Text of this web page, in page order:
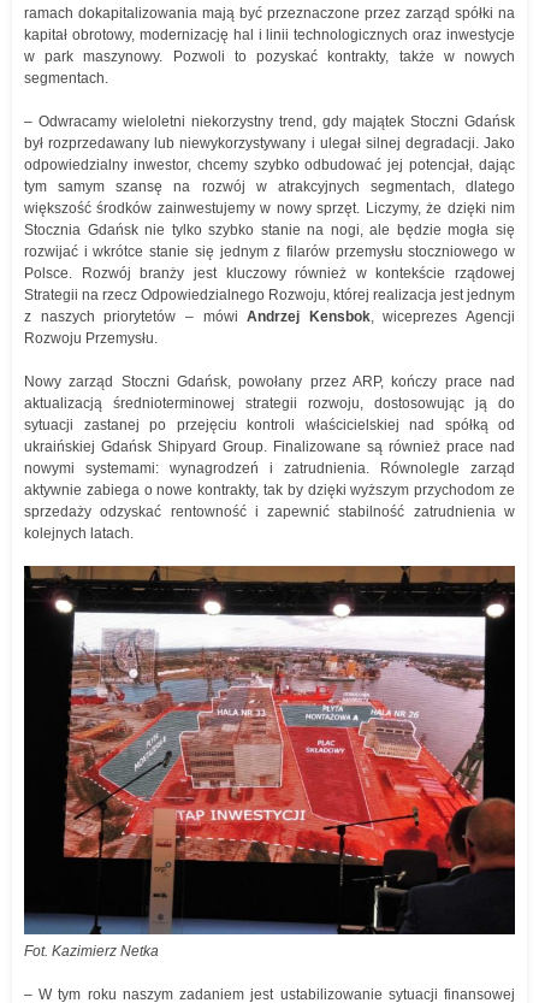
ramach dokapitalizowania mają być przeznaczone przez zarząd spółki na
kapitał obrotowy, modernizację hal i linii technologicznych oraz inwestycje
w park maszynowy. Pozwoli to pozyskać kontrakty, także w nowych
segmentach.
– Odwracamy wieloletni niekorzystny trend, gdy majątek Stoczni Gdańsk
był rozprzedawany lub niewykorzystywany i ulegał silnej degradacji. Jako
odpowiedzialny inwestor, chcemy szybko odbudować jej potencjał, dając
tym samym szansę na rozwój w atrakcyjnych segmentach, dlatego
większość środków zainwestujemy w nowy sprzęt. Liczymy, że dzięki nim
Stocznia Gdańsk nie tylko szybko stanie na nogi, ale będzie mogła się
rozwijać i wkrótce stanie się jednym z filarów przemysłu stoczniowego w
Polsce. Rozwój branży jest kluczowy również w kontekście rządowej
Strategii na rzecz Odpowiedzialnego Rozwoju, której realizacja jest jednym
z naszych priorytetów – mówiAndrzej Kensbok, wiceprezes Agencji
Rozwoju Przemysłu.
Nowy zarząd Stoczni Gdańsk, powołany przez ARP, kończy prace nad
aktualizacją średnioterminowej strategii rozwoju, dostosowując ją do
sytuacji zastanej po przejęciu kontroli właścicielskiej nad spółką od
ukraińskiej Gdańsk Shipyard Group. Finalizowane są również prace nad
nowymi systemami: wynagrodzeń i zatrudnienia. Równolegle zarząd
aktywnie zabiega o nowe kontrakty, tak by dzięki wyższym przychodom ze
sprzedaży odzyskać rentowność i zapewnić stabilność zatrudnienia w
kolejnych latach.
Fot. Kazimierz Netka
– W tym roku naszym zadaniem jest ustabilizowanie sytuacji finansowej